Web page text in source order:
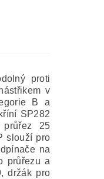
proti
v
B a
SP282
průřez 25
slouží pro
na
průřezu a
držák pro